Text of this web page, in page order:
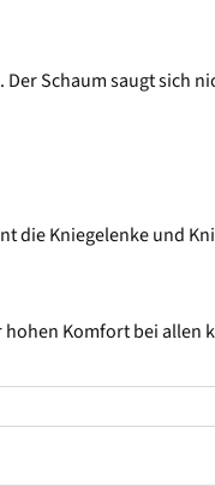
Schaum saugt
die Kniegelenke und
Komfort bei allen